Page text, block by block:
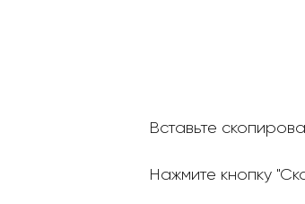
Вставьте
Нажмите кнопку